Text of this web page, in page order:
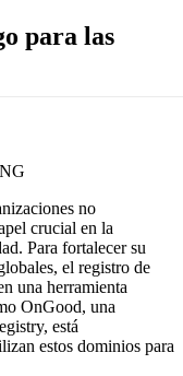
para las
no
crucial en la
Para fortalecer su
el registro de
una herramienta
OnGood, una
está
estos dominios para